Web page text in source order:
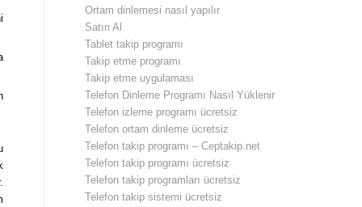
Ortam dinlemesi nasıl yapılır
Satın Al
Tablet takip programı
Takip etme programı
Takip etme uygulaması
Telefon Dinleme Programı Nasıl Yüklenir
Telefon izleme programı ücretsiz
Telefon ortam dinleme ücretsiz
Telefon takip programı – Ceptakip.net
Telefon takip programı ücretsiz
Telefon takip programları ücretsiz
Telefon takip sistemi ücretsiz